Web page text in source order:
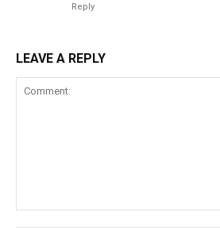
Reply
LEAVE A REPLY